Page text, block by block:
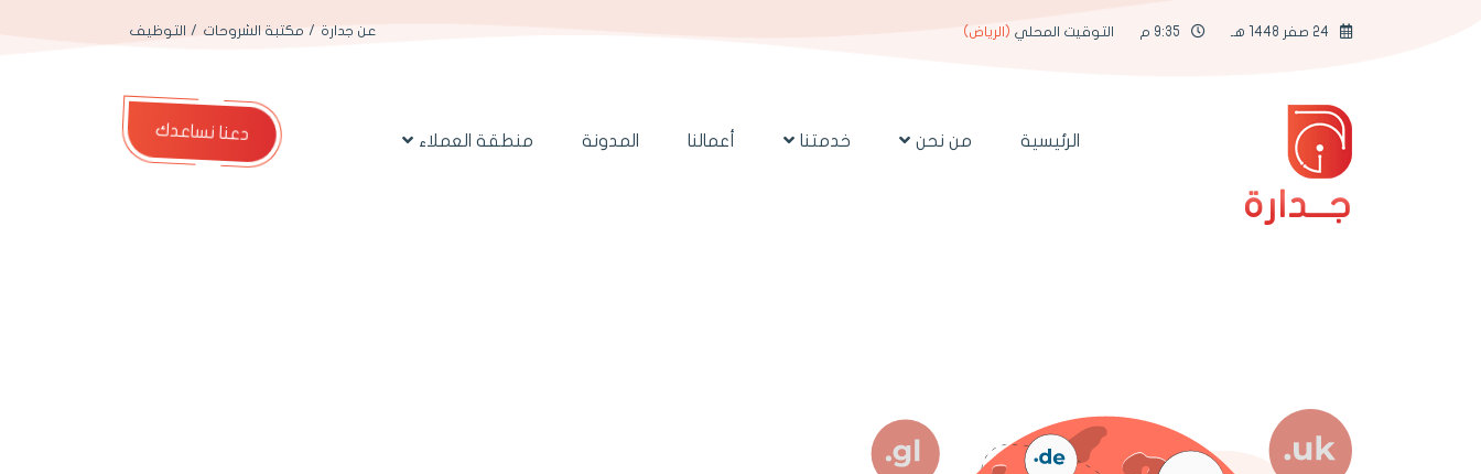
التوقيت المحلي (الرياض) عن جدارة مكتبة الشروحات التوظيف
جــدارة
الرئيسية من نحن خدمتنا أعمالنا المدونة منطقة العملاء دعنا نساعدك